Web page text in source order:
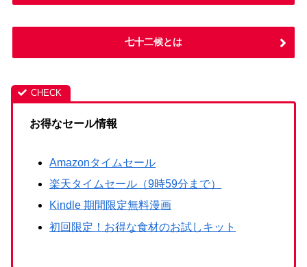
七十二候とは
お得なセール情報
Amazonタイムセール
楽天タイムセール（9時59分まで）
Kindle 期間限定無料漫画
初回限定！お得な食材のお試しキット